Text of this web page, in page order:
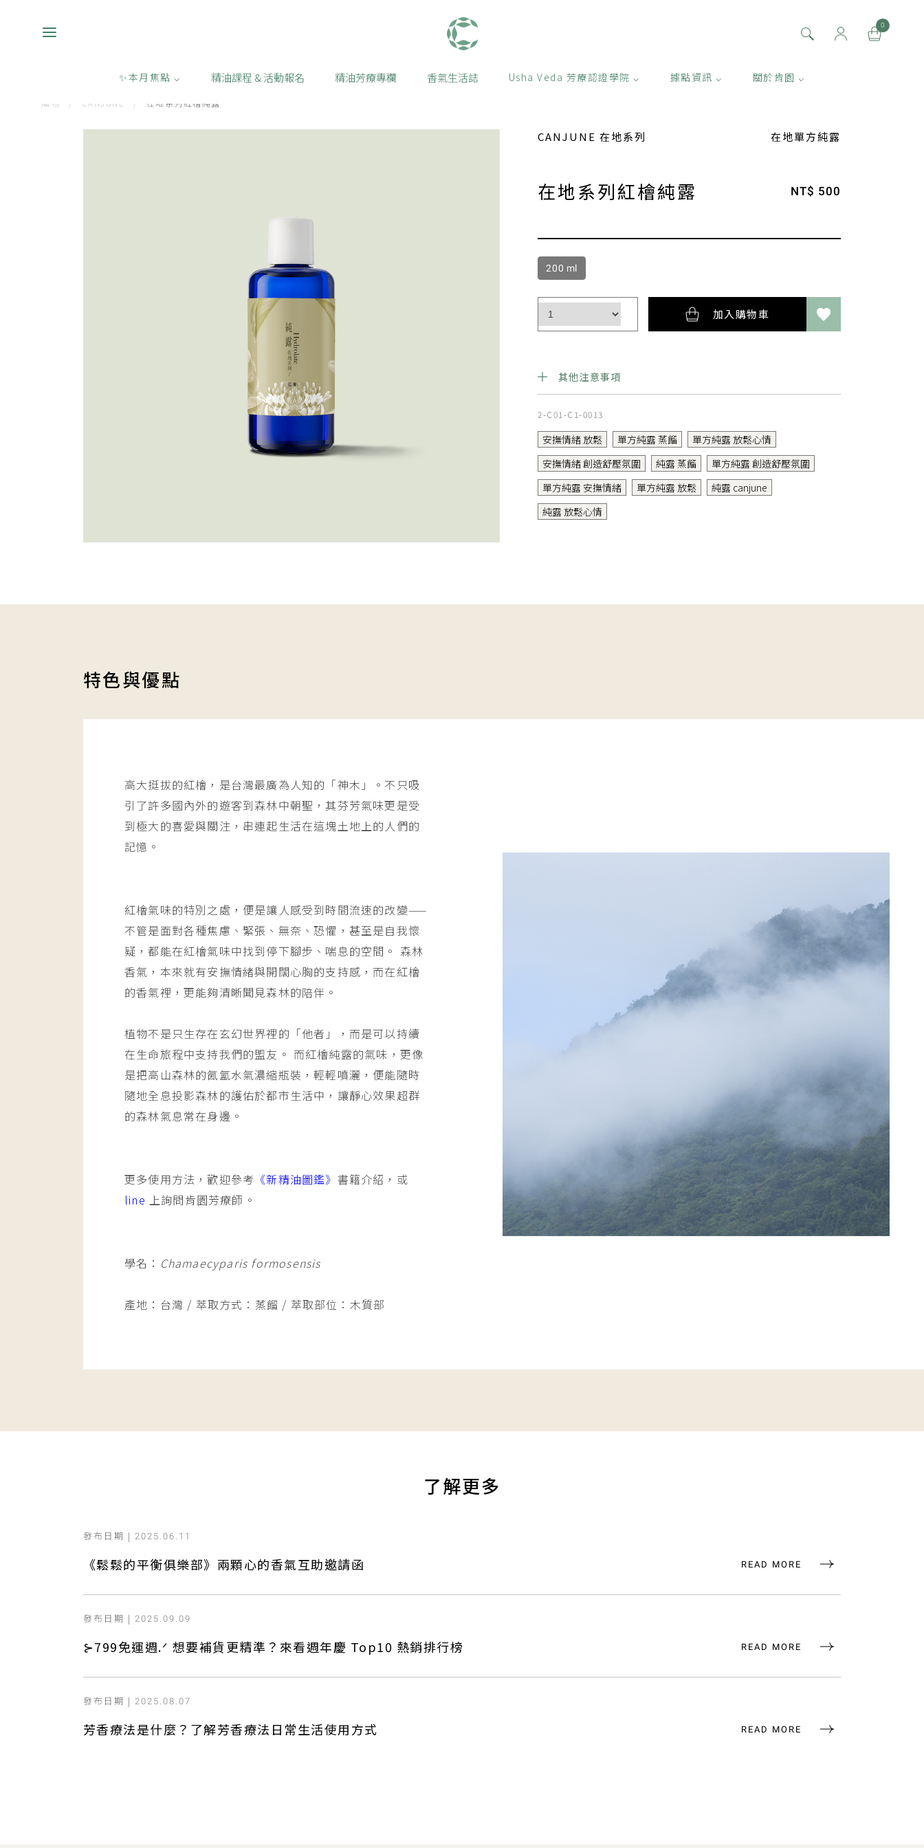
肯園 Canjune 0
✨本月焦點 ⌵ 精油課程 & 活動報名 精油芳療專欄 香氣生活誌 Usha Veda 芳療認證學院 ⌵ 據點資訊 ⌵ 關於肯園 ⌵
購物 / CANJUNE / 在地系列紅檜純露
CANJUNE 在地系列 在地單方純露
在地系列紅檜純露 NT$ 500
200 ml
加入購物車
其他注意事項
.
2-C01-C1-0013
安撫情緒 放鬆 單方純露 蒸餾
單方純露 放鬆心情
安撫情緒 創造舒壓氛圍
純露 蒸餾
單方純露 創造舒壓氛圍
單方純露 安撫情緒
單方純露 放鬆
純露 canjune
純露 放鬆心情
特色與優點
高大挺拔的紅檜，是台灣最廣為人知的「神木」。不只吸
引了許多國內外的遊客到森林中朝聖，其芬芳氣味更是受
到極大的喜愛與關注，串連起生活在這塊土地上的人們的
記憶。
紅檜氣味的特別之處，便是讓人感受到時間流速的改變——
不管是面對各種焦慮、緊張、無奈、恐懼，甚至是自我懷
疑，都能在紅檜氣味中找到停下腳步、喘息的空間。 森林
香氣，本來就有安撫情緒與開闊心胸的支持感，而在紅檜
的香氣裡，更能夠清晰聞見森林的陪伴。
植物不是只生存在玄幻世界裡的「他者」，而是可以持續
在生命旅程中支持我們的盟友。 而紅檜純露的氣味，更像
是把高山森林的氤氳水氣濃縮瓶裝，輕輕噴灑，便能隨時
隨地全息投影森林的護佑於都市生活中，讓靜心效果超群
的森林氣息常在身邊。
更多使用方法，歡迎參考 《新精油圖鑑》 書籍介紹，或
line 上詢問肯園芳療師。
學名： Chamaecyparis formosensis
產地：台灣 / 萃取方式：蒸餾 / 萃取部位：木質部
了解更多
發布日期 | 2025.06.11
《鬆鬆的平衡俱樂部》兩顆心的香氣互助邀請函 READ MORE
發布日期 | 2025.09.09
⊱799免運週.ᐟ 想要補貨更精準？來看週年慶 Top10 熱銷排行榜 READ MORE
發布日期 | 2025.08.07
芳香療法是什麼？了解芳香療法日常生活使用方式 READ MORE